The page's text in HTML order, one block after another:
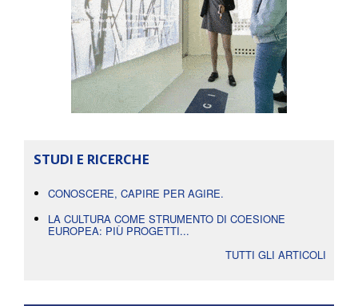
STUDI E RICERCHE
CONOSCERE, CAPIRE PER AGIRE.
LA CULTURA COME STRUMENTO DI COESIONE
EUROPEA: PIÙ PROGETTI...
TUTTI GLI ARTICOLI